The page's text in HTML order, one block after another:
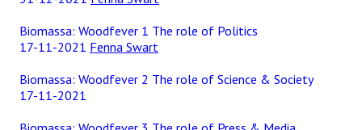
Biomassa: Woodfever 1 The role of Politics
17-11-2021 Fenna Swart
Biomassa: Woodfever 2 The role of Science & Society
17-11-2021